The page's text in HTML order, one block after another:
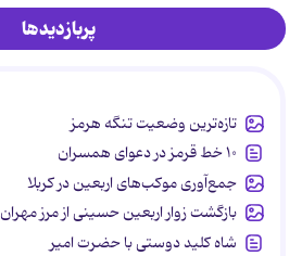
پربازدیدها
تازه‌ترین وضعیت تنگه هرمز
۱۰ خط قرمز در دعوای همسران
جمع‌آوری موکب‌های اربعین در کربلا
بازگشت زوار اربعین حسینی از مرز مهران
شاه کلید دوستی با حضرت امیر